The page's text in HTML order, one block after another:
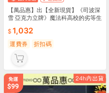
【萬品惠】出【全新現貨】《司波深
雪 亞克力立牌》魔法科高校的劣等生
1,032
運費券 折扣碼